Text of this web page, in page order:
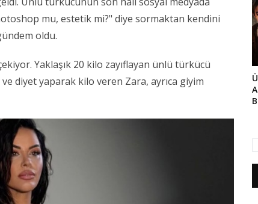
mu, estetik mi?" diye sormaktan kendini
oldu.
Yaklaşık 20 kilo zayıflayan ünlü türkücü
diyet yaparak kilo veren Zara, ayrıca giyim